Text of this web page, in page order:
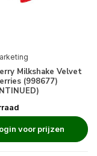
Milkshake Velvet
(998677)
voor prijzen